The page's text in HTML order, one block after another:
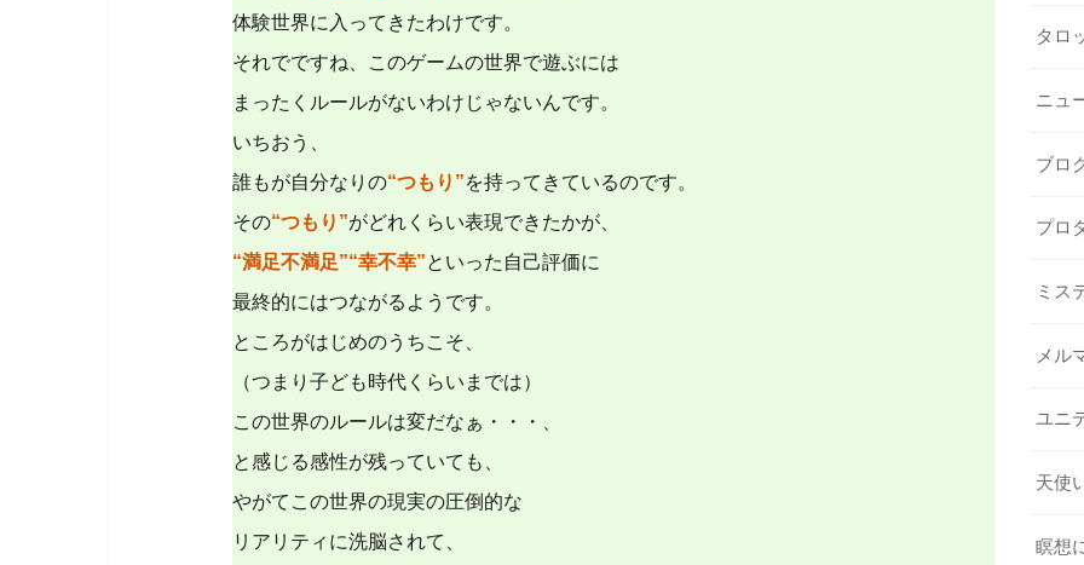
体験世界に入ってきたわけです。
それでですね、このゲームの世界で遊ぶには
まったくルールがないわけじゃないんです。
いちおう、
誰もが自分なりの“つもり”を持ってきているのです。
その“つもり”がどれくらい表現できたかが、
“満足不満足”“幸不幸”といった自己評価に
最終的にはつながるようです。
ところがはじめのうちこそ、
（つまり子ども時代くらいまでは）
この世界のルールは変だなぁ・・・、
と感じる感性が残っていても、
やがてこの世界の現実の圧倒的な
リアリティに洗脳されて、
タロ
ニュ
ブロ
プロ
ミス
メル
ユニ
天使
瞑想